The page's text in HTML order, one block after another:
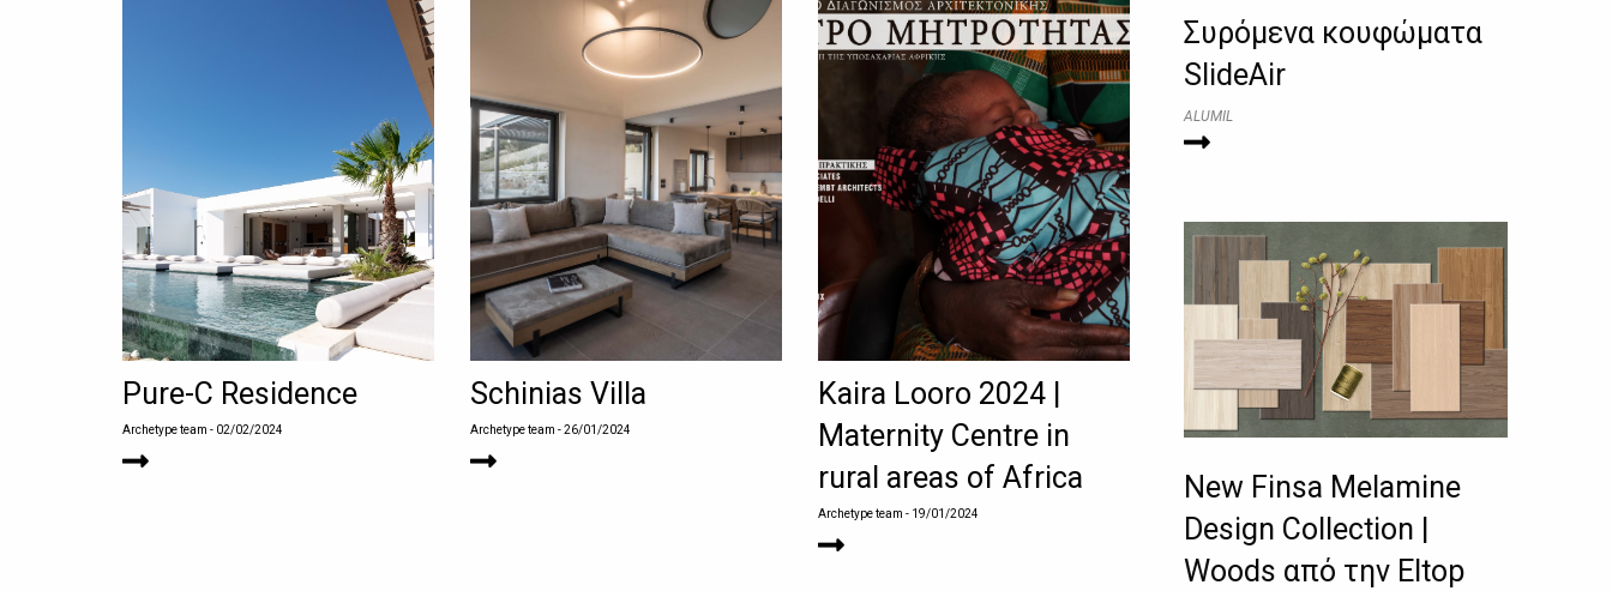
Pure-C Residence
Archetype team - 02/02/2024
Schinias Villa
Archetype team - 26/01/2024
Kaira Looro 2024 |
Maternity Centre in
rural areas of Africa
Archetype team - 19/01/2024
Συρόμενα κουφώματα
SlideAir
ALUMIL
New Finsa Melamine
Design Collection |
Woods από την Eltop